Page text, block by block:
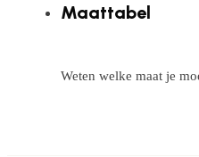
Maattabel
Weten welke maat je